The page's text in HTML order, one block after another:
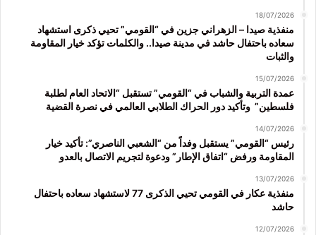
18/07/2026
منفذية صيدا – الزهراني جزين في “القومي” تحيي ذكرى استشهاد
سعاده باحتفال حاشد في مدينة صيدا.. والكلمات تؤكد خيار المقاومة
والثبات
15/07/2026
عمدة التربية والشباب في “القومي” تستقبل “الاتحاد العام لطلبة
فلسطين” وتأكيد دور الحراك الطلابي العالمي في نصرة القضية
14/07/2026
رئيس “القومي” يستقبل وفداً من “الشعبي الناصري”: تأكيد خيار
المقاومة ورفض “اتفاق الإطار” ودعوة لتجريم الاتصال بالعدو
13/07/2026
منفذية عكار في القومي تحيي الذكرى 77 لاستشهاد سعاده باحتفال
حاشد
12/07/2026